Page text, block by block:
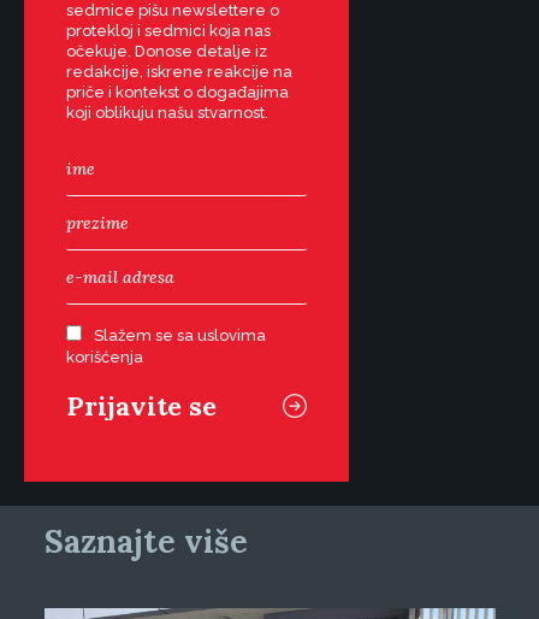
sedmice pišu newslettere o
protekloj i sedmici koja nas
očekuje. Donose detalje iz
redakcije, iskrene reakcije na
priče i kontekst o događajima
koji oblikuju našu stvarnost.
Slažem se sa uslovima
korišćenja
Saznajte više